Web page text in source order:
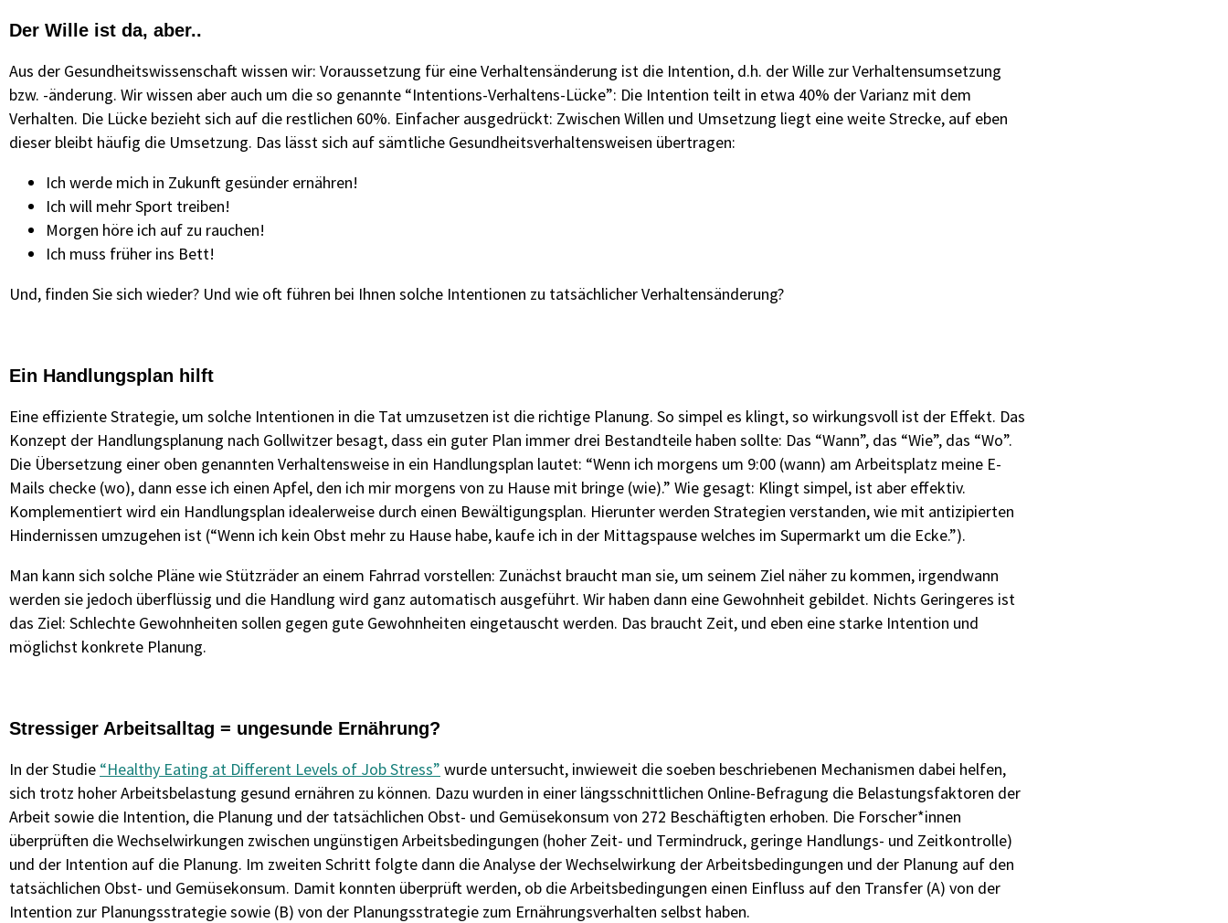
Der Wille ist da, aber..
Aus der Gesundheitswissenschaft wissen wir: Voraussetzung für eine Verhaltensänderung ist die Intention, d.h. der Wille zur Verhaltensumsetzung
bzw. -änderung. Wir wissen aber auch um die so genannte “Intentions-Verhaltens-Lücke”: Die Intention teilt in etwa 40% der Varianz mit dem
Verhalten. Die Lücke bezieht sich auf die restlichen 60%. Einfacher ausgedrückt: Zwischen Willen und Umsetzung liegt eine weite Strecke, auf eben
dieser bleibt häufig die Umsetzung. Das lässt sich auf sämtliche Gesundheitsverhaltensweisen übertragen:
Ich werde mich in Zukunft gesünder ernähren!
Ich will mehr Sport treiben!
Morgen höre ich auf zu rauchen!
Ich muss früher ins Bett!
Und, finden Sie sich wieder? Und wie oft führen bei Ihnen solche Intentionen zu tatsächlicher Verhaltensänderung?
Ein Handlungsplan hilft
Eine effiziente Strategie, um solche Intentionen in die Tat umzusetzen ist die richtige Planung. So simpel es klingt, so wirkungsvoll ist der Effekt. Das
Konzept der Handlungsplanung nach Gollwitzer besagt, dass ein guter Plan immer drei Bestandteile haben sollte: Das “Wann”, das “Wie”, das “Wo”.
Die Übersetzung einer oben genannten Verhaltensweise in ein Handlungsplan lautet: “Wenn ich morgens um 9:00 (wann) am Arbeitsplatz meine E-
Mails checke (wo), dann esse ich einen Apfel, den ich mir morgens von zu Hause mit bringe (wie).” Wie gesagt: Klingt simpel, ist aber effektiv.
Komplementiert wird ein Handlungsplan idealerweise durch einen Bewältigungsplan. Hierunter werden Strategien verstanden, wie mit antizipierten
Hindernissen umzugehen ist (“Wenn ich kein Obst mehr zu Hause habe, kaufe ich in der Mittagspause welches im Supermarkt um die Ecke.”).
Man kann sich solche Pläne wie Stützräder an einem Fahrrad vorstellen: Zunächst braucht man sie, um seinem Ziel näher zu kommen, irgendwann
werden sie jedoch überflüssig und die Handlung wird ganz automatisch ausgeführt. Wir haben dann eine Gewohnheit gebildet. Nichts Geringeres ist
das Ziel: Schlechte Gewohnheiten sollen gegen gute Gewohnheiten eingetauscht werden. Das braucht Zeit, und eben eine starke Intention und
möglichst konkrete Planung.
Stressiger Arbeitsalltag = ungesunde Ernährung?
In der Studie “Healthy Eating at Different Levels of Job Stress” wurde untersucht, inwieweit die soeben beschriebenen Mechanismen dabei helfen,
sich trotz hoher Arbeitsbelastung gesund ernähren zu können. Dazu wurden in einer längsschnittlichen Online-Befragung die Belastungsfaktoren der
Arbeit sowie die Intention, die Planung und der tatsächlichen Obst- und Gemüsekonsum von 272 Beschäftigten erhoben. Die Forscher*innen
überprüften die Wechselwirkungen zwischen ungünstigen Arbeitsbedingungen (hoher Zeit- und Termindruck, geringe Handlungs- und Zeitkontrolle)
und der Intention auf die Planung. Im zweiten Schritt folgte dann die Analyse der Wechselwirkung der Arbeitsbedingungen und der Planung auf den
tatsächlichen Obst- und Gemüsekonsum. Damit konnten überprüft werden, ob die Arbeitsbedingungen einen Einfluss auf den Transfer (A) von der
Intention zur Planungsstrategie sowie (B) von der Planungsstrategie zum Ernährungsverhalten selbst haben.